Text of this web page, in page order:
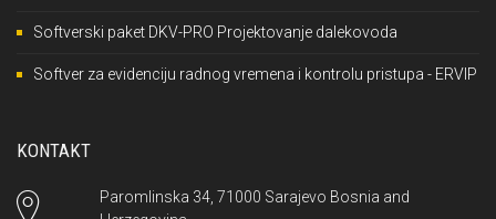
Softverski paket DKV-PRO Projektovanje dalekovoda
Softver za evidenciju radnog vremena i kontrolu pristupa - ERVIP
KONTAKT
Paromlinska 34, 71000 Sarajevo Bosnia and